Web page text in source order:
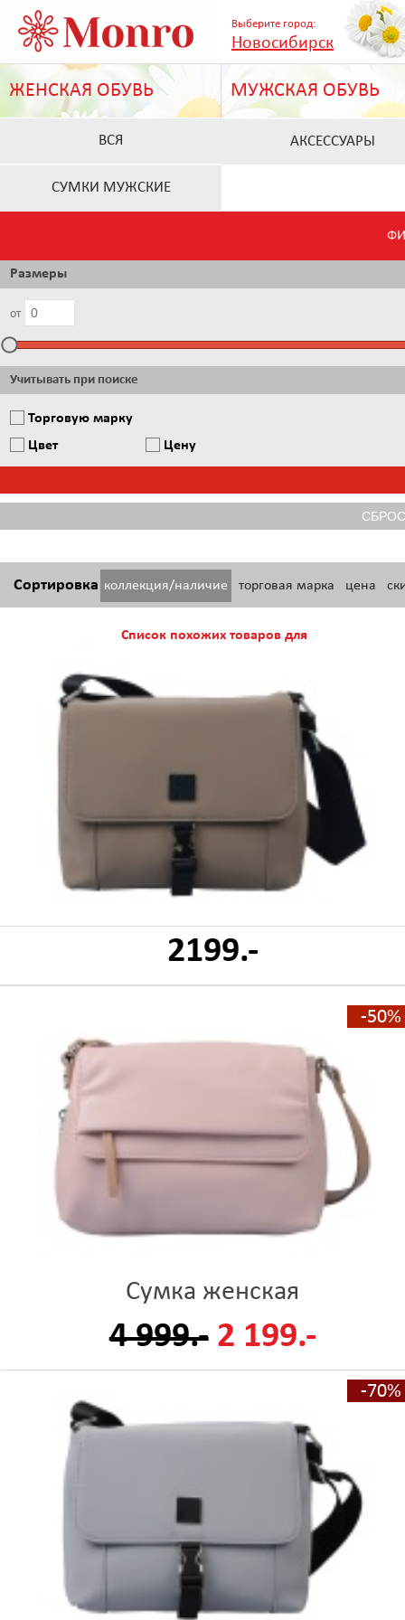
Выберите город:
Новосибирск
ЖЕНСКАЯ ОБУВЬ МУЖСКАЯ ОБУВЬ
ВСЯ АКСЕССУАРЫ
СУМКИ МУЖСКИЕ
Размеры
от
Учитывать при поиске
Торговую марку
Цвет
Цену
Сортировка коллекция/наличие торговая марка цена
Список похожих товаров для
2199.-
-50%
Сумка женская
4 999.- 2 199.-
-70%